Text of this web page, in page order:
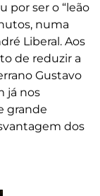
por ser o “leão
numa
Liberal. Aos
de reduzir a
Gustavo
já nos
grande
dos